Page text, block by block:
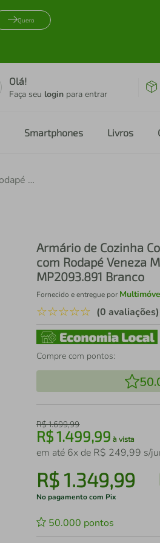
Quero
Olá!
Faça seu login para entrar
Smartphones Livros
Armário de Cozinha Compacta de Canto com Rodapé Veneza Multimóveis MP2093.891 Branco
Armário de Cozinha
com Rodapé Veneza
MP2093.891 Branco
Fornecido e entregue por
☆☆☆☆☆ (0 avaliações)
Compre com pontos:
R$1.699,99
R$1.499,99 à vista
em até 6x de R$ 249,99 s/
R$1.349,99
No pagamento com Pix
50.000 pontos